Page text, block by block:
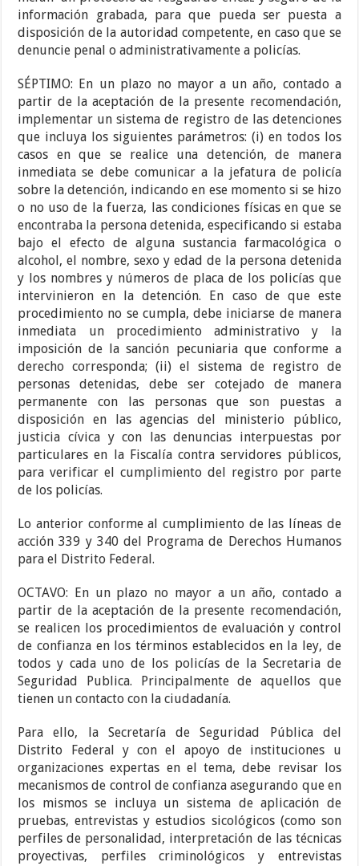
información grabada, para que pueda ser puesta a
disposición de la autoridad competente, en caso que se
denuncie penal o administrativamente a policías.
SÉPTIMO: En un plazo no mayor a un año, contado a
partir de la aceptación de la presente recomendación,
implementar un sistema de registro de las detenciones
que incluya los siguientes parámetros: (i) en todos los
casos en que se realice una detención, de manera
inmediata se debe comunicar a la jefatura de policía
sobre la detención, indicando en ese momento si se hizo
o no uso de la fuerza, las condiciones físicas en que se
encontraba la persona detenida, especificando si estaba
bajo el efecto de alguna sustancia farmacológica o
alcohol, el nombre, sexo y edad de la persona detenida
y los nombres y números de placa de los policías que
intervinieron en la detención. En caso de que este
procedimiento no se cumpla, debe iniciarse de manera
inmediata un procedimiento administrativo y la
imposición de la sanción pecuniaria que conforme a
derecho corresponda; (ii) el sistema de registro de
personas detenidas, debe ser cotejado de manera
permanente con las personas que son puestas a
disposición en las agencias del ministerio público,
justicia cívica y con las denuncias interpuestas por
particulares en la Fiscalía contra servidores públicos,
para verificar el cumplimiento del registro por parte
de los policías.
Lo anterior conforme al cumplimiento de las líneas de
acción 339 y 340 del Programa de Derechos Humanos
para el Distrito Federal.
OCTAVO: En un plazo no mayor a un año, contado a
partir de la aceptación de la presente recomendación,
se realicen los procedimientos de evaluación y control
de confianza en los términos establecidos en la ley, de
todos y cada uno de los policías de la Secretaria de
Seguridad Publica. Principalmente de aquellos que
tienen un contacto con la ciudadanía.
Para ello, la Secretaría de Seguridad Pública del
Distrito Federal y con el apoyo de instituciones u
organizaciones expertas en el tema, debe revisar los
mecanismos de control de confianza asegurando que en
los mismos se incluya un sistema de aplicación de
pruebas, entrevistas y estudios sicológicos (como son
perfiles de personalidad, interpretación de las técnicas
proyectivas, perfiles criminológicos y entrevistas